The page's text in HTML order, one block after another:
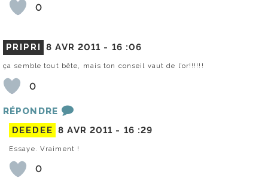
0
PRIPRI 8 AVR 2011 - 16 :06
ça semble tout bête, mais ton conseil vaut de l’or!!!!!!
0
RÉPONDRE
DEEDEE 8 AVR 2011 - 16 :29
Essaye. Vraiment !
0